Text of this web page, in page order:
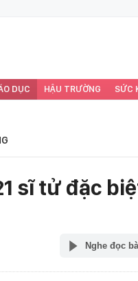
DỤC HẬU TRƯỜNG SỨC
sĩ tử đặc
Nghe đọc